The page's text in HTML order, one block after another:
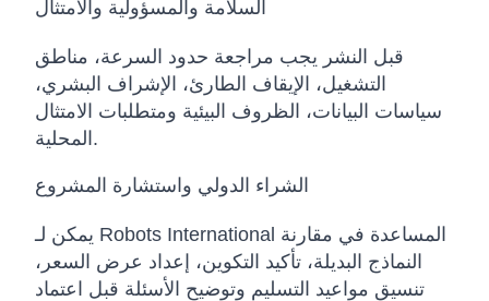
السلامة والمسؤولية والامتثال
قبل النشر يجب مراجعة حدود السرعة، مناطق
التشغيل، الإيقاف الطارئ، الإشراف البشري،
سياسات البيانات، الظروف البيئية ومتطلبات الامتثال
المحلية.
الشراء الدولي واستشارة المشروع
يمكن لـ Robots International المساعدة في مقارنة
النماذج البديلة، تأكيد التكوين، إعداد عرض السعر،
تنسيق مواعيد التسليم وتوضيح الأسئلة قبل اعتماد